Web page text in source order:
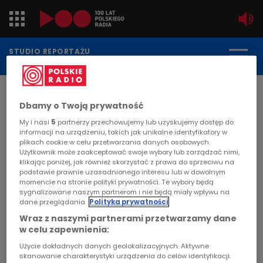
Jedynka
Dwójka
Trójka
Czwórka
PR24
Poland
Kierowcy
Dzieci
STUDIO REPORTAŻU
2004-08-19
STRONA GŁÓWNA>ARTYKUŁ
"Skok"
MIGRACJA
Co roku w czasie wakacji wielu młodych
mężczyzn prześciga się w skokach do wody na
główkę. Dla niektórych z nich taki skok staje się
ostatnim skokiem w życiu. Bohater reportażu
jako 16-latek uszkodził sobie w ten sposób
Dbamy o Twoją prywatność
My i nasi 5 partnerzy przechowujemy lub uzyskujemy dostęp do
informacji na urządzeniu, takich jak unikalne identyfikatory w
plikach cookie w celu przetwarzania danych osobowych.
Użytkownik może zaakceptować swoje wybory lub zarządzać nimi,
klikając poniżej, jak również skorzystać z prawa do sprzeciwu na
podstawie prawnie uzasadnionego interesu lub w dowolnym
momencie na stronie polityki prywatności. Te wybory będą
sygnalizowane naszym partnerom i nie będą miały wpływu na
dane przeglądania. Polityka prywatności
Wraz z naszymi partnerami przetwarzamy dane
w celu zapewnienia:
Użycie dokładnych danych geolokalizacyjnych. Aktywne
skanowanie charakterystyki urządzenia do celów identyfikacji.